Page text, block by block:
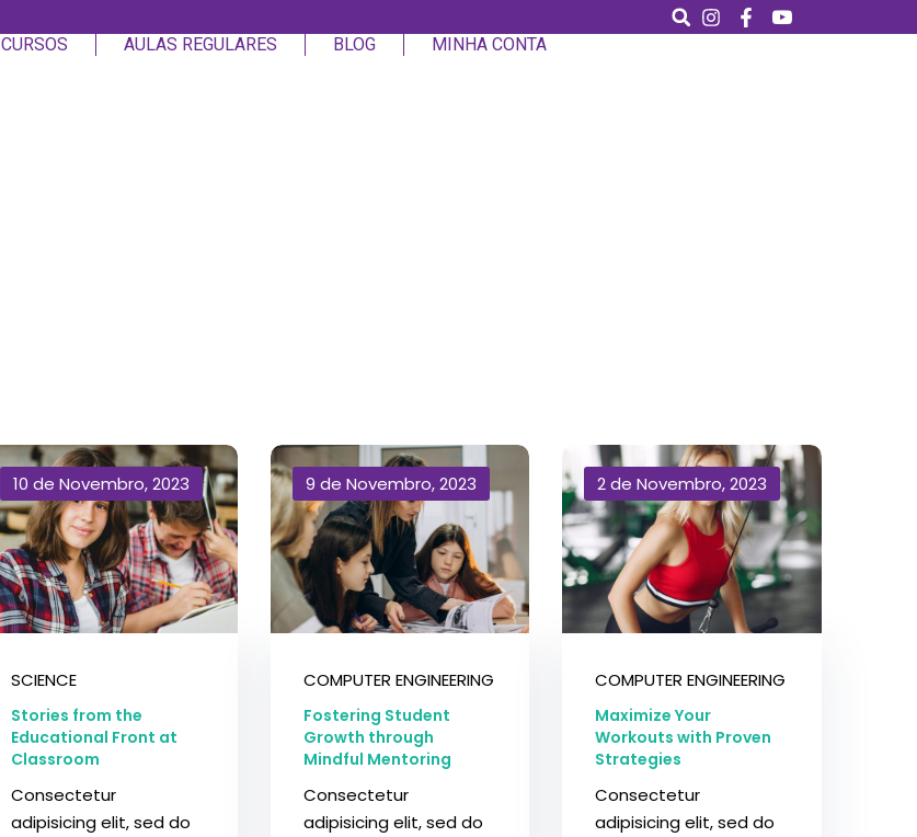
CURSOS AULAS REGULARES BLOG MINHA CONTA
10 de Novembro, 2023
SCIENCE
Stories from the
Educational Front at
Classroom
Consectetur
adipisicing elit, sed do
9 de Novembro, 2023
COMPUTER ENGINEERING
Fostering Student
Growth through
Mindful Mentoring
Consectetur
adipisicing elit, sed do
2 de Novembro, 2023
COMPUTER ENGINEERING
Maximize Your
Workouts with Proven
Strategies
Consectetur
adipisicing elit, sed do
Lembrar-me Perdeu sua senha?